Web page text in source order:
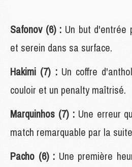
Safonov (6) : Un but d'entrée
et serein dans sa surface.
Hakimi (7) :Un coffre
couloir et un penalty maîtrisé.
Marquinhos (7) : Une erreur
match remarquable par la
Pacho (6) : Une première